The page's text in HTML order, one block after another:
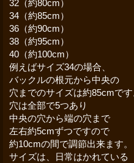
32（約80cm）
34（約85cm）
36（約90cm）
38（約95cm）
40（約100cm）
例えばサイズ34の場合、
バックルの根元から中央の
穴までのサイズは約85cmです
穴は全部で5つあり
中央の穴から端の穴まで
左右約5cmずつですので
約10cmの間で調節出来ます。
サイズは、日常はかれている